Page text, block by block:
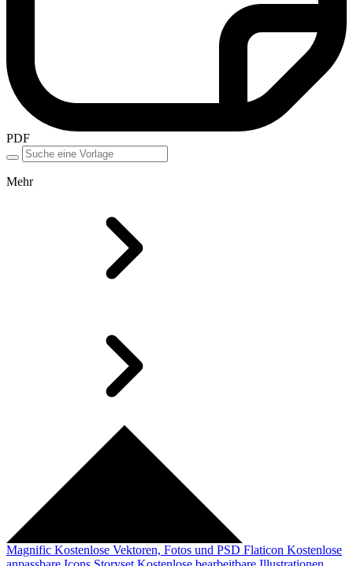
PDF
Mehr
Magnific Kostenlose Vektoren, Fotos und PSD Flaticon Kostenlose